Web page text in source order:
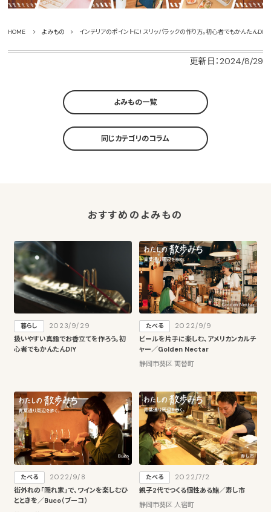
HOME よみもの インテリアのポイントに! スリッパラックの作り方。初心者でもかんたんDIY
更新日：2024/8/29
よみもの一覧
同じカテゴリのコラム
おすすめのよみもの
暮らし
2023/9/29
扱いやすい真鍮でお香立てを作ろう。初
心者でもかんたんDIY
たべる
2022/9/9
ビールを片手に楽しむ、アメリカンカルチ
ャー／Golden Nectar
静岡市葵区 両替町
たべる
2022/9/8
街外れの「隠れ家」で、ワインを楽しむひ
とときを／Buco（ブーコ）
たべる
2022/7/2
親子2代でつくる個性ある鮨／寿し市
静岡市葵区 人宿町